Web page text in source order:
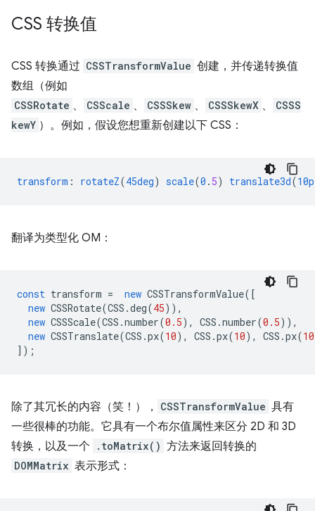
CSS 转换值
CSS 转换通过 CSSTransformValue 创建，并传递转换值
数组（例如
CSSRotate 、 CSScale 、 CSSSkew 、 CSSSkewX 、
CSSS
kewY ）。例如，假设您想重新创建以下 CSS：
transform : rotateZ(45deg) scale(0 . 5) translate3d(
翻译为类型化 OM：
const transform = new CSSTransformValue([
new CSSRotate(CSS .deg(45)),
new CSSScale(CSS .number(0.5), CSS .number(0.5)),
new CSSTranslate(CSS .px(10), CSS .px(10), CSS .px(10
]);
除了其冗长的内容（笑！）， CSSTransformValue 具有
一些很棒的功能。它具有一个布尔值属性来区分 2D 和 3D
转换，以及一个
.toMatrix() 方法来返回转换的
DOMMatrix 表示形式：